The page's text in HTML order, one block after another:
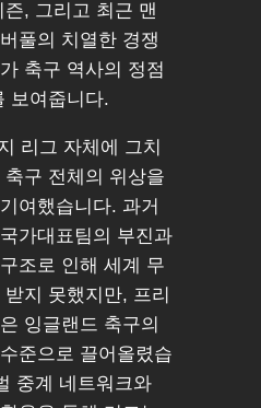
, 그리고 최근 맨
풀의 치열한 경쟁
축구 역사의 정점
보여줍니다.
리그 자체에 그치
구 전체의 위상을
여했습니다. 과거
가대표팀의 부진과
조로 인해 세계 무
지 못했지만, 프리
잉글랜드 축구의
준으로 끌어올렸습
중계 네트워크와